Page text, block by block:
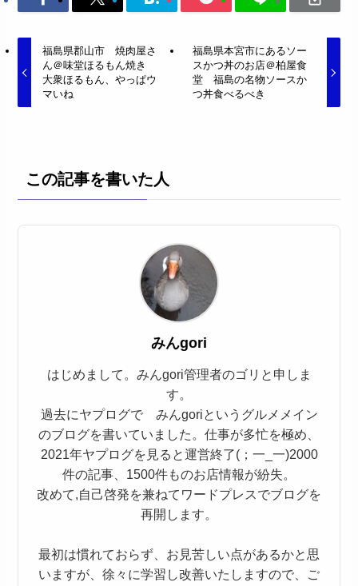
福島県郡山市 焼肉屋さ
ん＠味堂ほるもん焼き
大衆ほるもん、やっぱウ
マいね
福島県本宮市にあるソー
スかつ丼のお店＠柏屋食
堂 福島の名物ソースか
つ丼食べるべき
この記事を書いた人
みんgori
はじめまして。みんgori管理者のゴリと申しま
す。
過去にヤプログで みんgoriというグルメメイン
のブログを書いていました。仕事が多忙を極め、
2021年ヤプログを見ると運営終了(；一_一)2000
件の記事、1500件ものお店情報が紛失。
改めて,自己啓発を兼ねてワードプレスでブログを
再開します。
最初は慣れておらず、お見苦しい点があるかと思
いますが、徐々に学習し改善いたしますので、ご